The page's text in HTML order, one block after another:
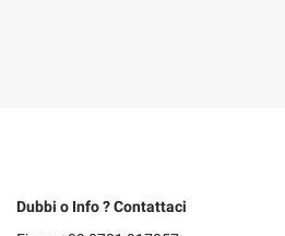
Dubbi o Info ? Contattaci